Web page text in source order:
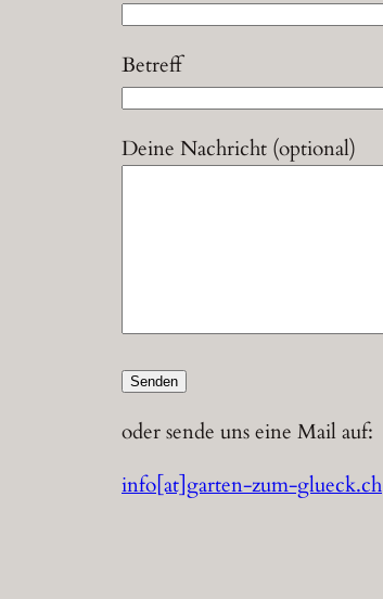
Betreff
Deine Nachricht (optional)
oder sende uns eine Mail auf:
info[at]garten-zum-glueck.ch